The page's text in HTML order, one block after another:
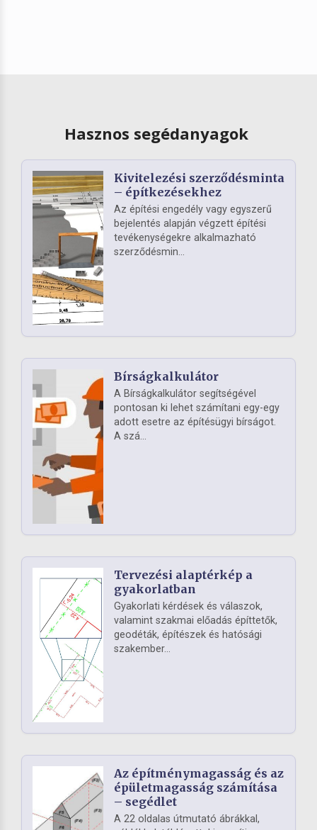
Hasznos segédanyagok
Kivitelezési szerződésminta
– építkezésekhez
Az építési engedély vagy egyszerű
bejelentés alapján végzett építési
tevékenységekre alkalmazható
szerződésmin...
Bírságkalkulátor
A Bírságkalkulátor segítségével
pontosan ki lehet számítani egy-egy
adott esetre az építésügyi bírságot.
A szá...
Tervezési alaptérkép a
gyakorlatban
Gyakorlati kérdések és válaszok,
valamint szakmai előadás építtetők,
geodéták, építészek és hatósági
szakember...
Az építménymagasság és az
épületmagasság számítása
– segédlet
A 22 oldalas útmutató ábrákkal,